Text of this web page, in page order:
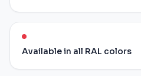
Available in all RAL colors